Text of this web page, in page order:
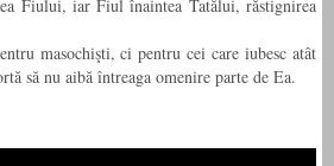
Fiului, iar Fiul înaintea Tatălui, răstignirea
masochişti, ci pentru cei care iubesc atât
să nu aibă întreaga omenire parte de Ea.